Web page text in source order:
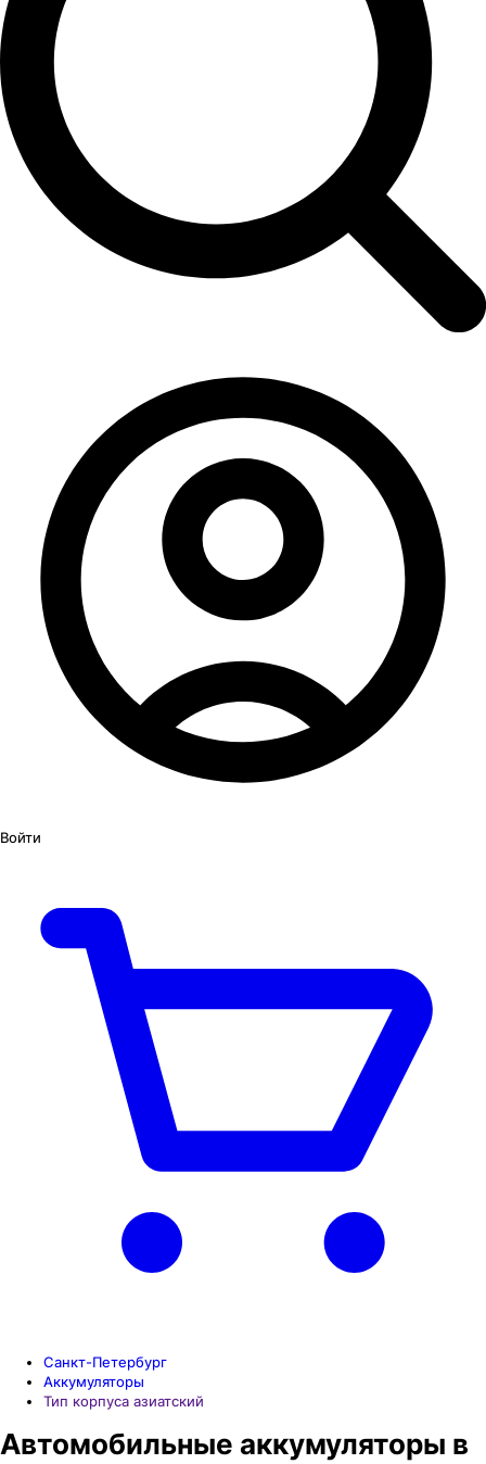
Войти
Санкт-Петербург
Аккумуляторы
Тип корпуса азиатский
Автомобильные аккумуляторы в